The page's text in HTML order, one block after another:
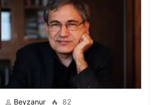
Beyzanur 82